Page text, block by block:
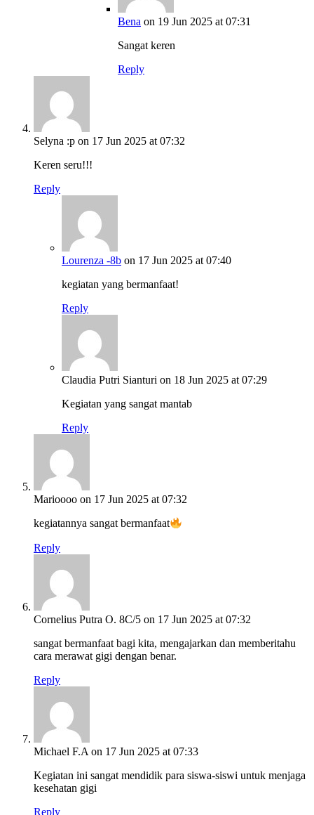
Bena on 19 Jun 2025 at 07:31
Sangat keren
Reply
Selyna :p on 17 Jun 2025 at 07:32
Keren seru!!!
Reply
Lourenza -8b on 17 Jun 2025 at 07:40
kegiatan yang bermanfaat!
Reply
Claudia Putri Sianturi on 18 Jun 2025 at 07:29
Kegiatan yang sangat mantab
Reply
Marioooo on 17 Jun 2025 at 07:32
kegiatannya sangat bermanfaat
Reply
Cornelius Putra O. 8C/5 on 17 Jun 2025 at 07:32
sangat bermanfaat bagi kita, mengajarkan dan memberitahu
cara merawat gigi dengan benar.
Reply
Michael F.A on 17 Jun 2025 at 07:33
Kegiatan ini sangat mendidik para siswa-siswi untuk menjaga
kesehatan gigi
Reply